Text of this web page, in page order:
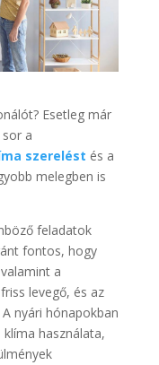
Esetleg már
a
szerelést és a
melegben is
feladatok
fontos, hogy
a
levegő, és az
nyári hónapokban
használata,